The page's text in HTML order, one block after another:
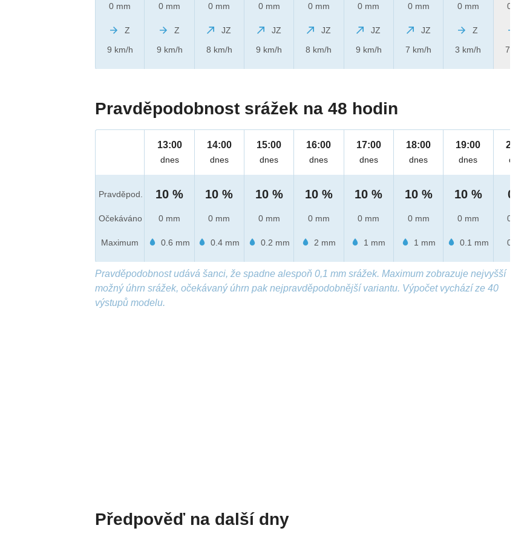
0 mm
Z
9 km/h
0 mm
Z
9 km/h
0 mm
JZ
8 km/h
0 mm
JZ
9 km/h
0 mm
JZ
8 km/h
0 mm
JZ
9 km/h
0 mm
JZ
7 km/h
0 mm
Z
3 km/h
0 mm
7 km/h
Pravděpodobnost srážek na 48 hodin
Pravděpod.
Očekáváno
Maximum
13:00
dnes
10 %
0 mm
0.6 mm
14:00
dnes
10 %
0 mm
0.4 mm
15:00
dnes
10 %
0 mm
0.2 mm
16:00
dnes
10 %
0 mm
2 mm
17:00
dnes
10 %
0 mm
1 mm
18:00
dnes
10 %
0 mm
1 mm
19:00
dnes
10 %
0 mm
0.1 mm
20:00
dnes
0 %
0 mm
0 mm
Pravděpodobnost udává šanci, že spadne alespoň 0,1 mm srážek. Maximum zobrazuje nejvyšší
možný úhrn srážek, očekávaný úhrn pak nejpravděpodobnější variantu. Výpočet vychází ze 40
výstupů modelu.
Předpověď na další dny